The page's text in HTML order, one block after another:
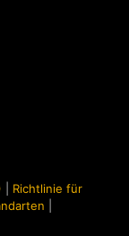
Richtlinie für